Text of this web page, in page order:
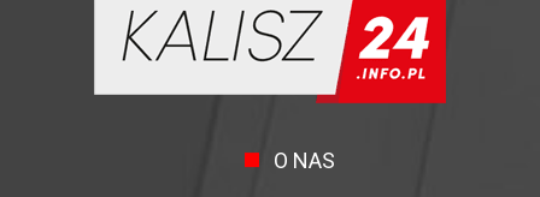
O NAS